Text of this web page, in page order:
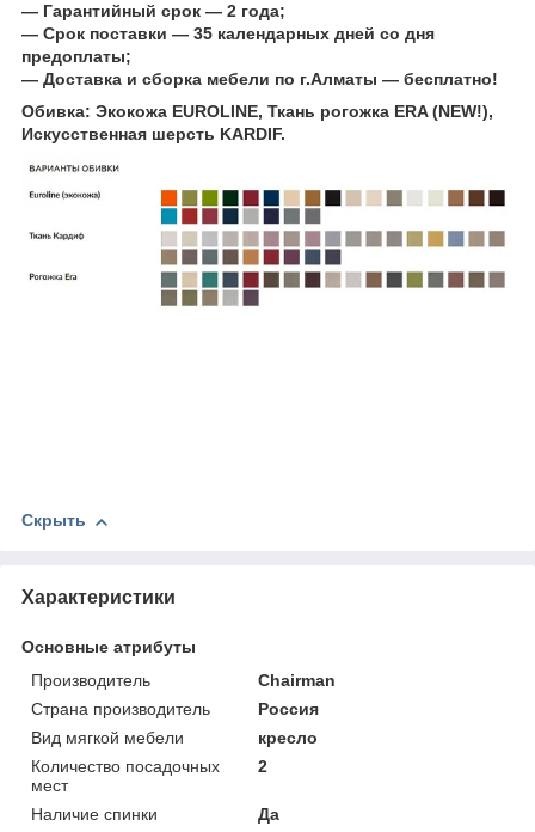
― Гарантийный срок ― 2 года;
― Срок поставки ― 35 календарных дней со дня
предоплаты;
― Доставка и сборка мебели по г.Алматы ― бесплатно!
Обивка: Экокожа EUROLINE, Ткань рогожка ERA (NEW!),
Искусственная шерсть KARDIF.
Скрыть
Характеристики
Основные атрибуты
Производитель
Chairman
Страна производитель
Россия
Вид мягкой мебели
кресло
Количество посадочных
мест
2
Наличие спинки
Да